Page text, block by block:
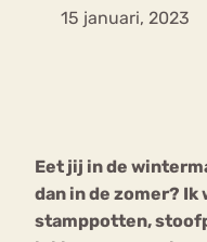
15 januari, 2023
Eet jij in de
dan in de zomer? Ik
stamppotten,
mia
Nerv
osa